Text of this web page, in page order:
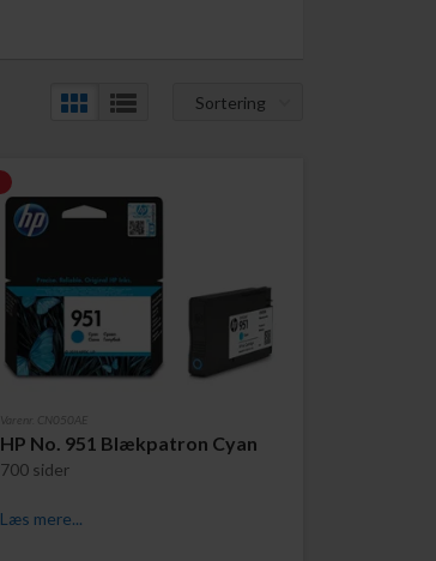
Sortering
Varenr. CN050AE
HP No. 951 Blækpatron Cyan
700 sider
Læs mere...